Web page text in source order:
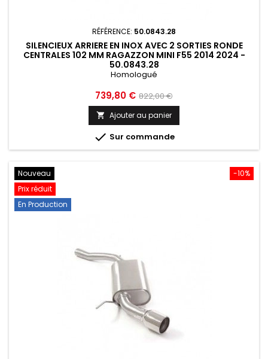
RÉFÉRENCE: 50.0843.28
SILENCIEUX ARRIERE EN INOX AVEC 2 SORTIES RONDE
CENTRALES 102 MM RAGAZZON MINI F55 2014 2024 -
50.0843.28
Homologué
Prix
739,80 € Prix
de
base
822,00 €
 Ajouter au panier
 Sur commande
-10%
Nouveau
Prix réduit
En Production